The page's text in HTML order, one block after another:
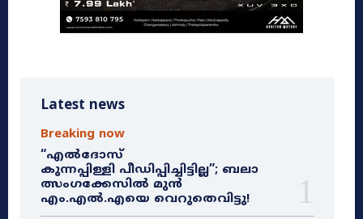
Latest news
Breaking now
“എൽദോസ്
കുന്നപ്പിള്ളി പീഡിപ്പിച്ചിട്ടില്ല”; ബലാ
ത്സംഗക്കേസിൽ മുൻ
എം.എൽ.എയെ വെറുതെവിട്ടു!